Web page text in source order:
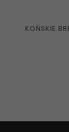
KOŃSKIE